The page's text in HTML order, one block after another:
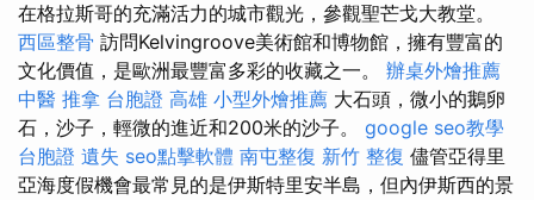
在格拉斯哥的充滿活力的城市觀光，參觀聖芒戈大教堂。
西區整骨 訪問Kelvingroove美術館和博物館，擁有豐富的
文化價值，是歐洲最豐富多彩的收藏之一。 辦桌外燴推薦
中醫 推拿 台胞證 高雄 小型外燴推薦 大石頭，微小的鵝卵
石，沙子，輕微的進近和200米的沙子。 google seo教學
台胞證 遺失 seo點擊軟體 南屯整復 新竹 整復 儘管亞得里
亞海度假機會最常見的是伊斯特里安半島，但內伊斯西的景